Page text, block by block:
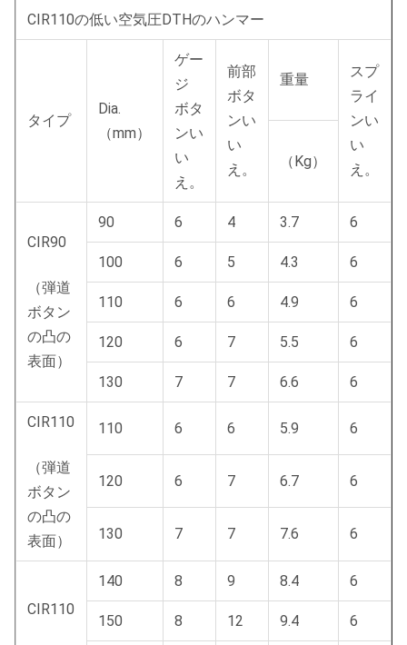
CIR110の低い空気圧DTHのハンマー
タイプ
Dia.
（mm）
ゲー
ジ
ボタ
ンい
い
え。
前部
ボタ
ンい
い
え。
重量
スプ
ライ
ンい
い
え。
（Kg）
CIR90
（弾道
ボタン
の凸の
表面）
90 6 4 3.7 6
100 6 5 4.3 6
110 6 6 4.9 6
120 6 7 5.5 6
130 7 7 6.6 6
CIR110
（弾道
ボタン
の凸の
表面）
110 6 6 5.9 6
120 6 7 6.7 6
130 7 7 7.6 6
CIR110
140 8 9 8.4 6
150 8 12 9.4 6